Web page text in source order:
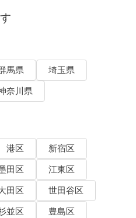
馬県
埼玉県
奈川県
港区
新宿区
田区
江東区
田区
世田谷区
並区
豊島区